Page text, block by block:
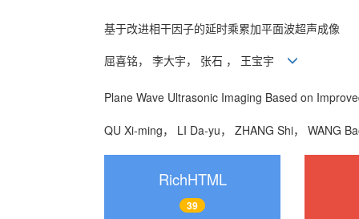
基于改进相干因子的延时乘累加平面波超声成像
屈喜铭， 李大宇， 张石 ， 王宝宇
Plane Wave Ultrasonic Imaging Based on
QU Xi-ming， LI Da-yu， ZHANG Shi， WANG
RichHTML
39